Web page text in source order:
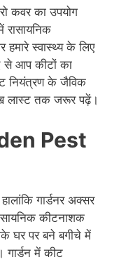
कवर का उपयोग
रासायनिक
स्वास्थ्य के लिए
से आप कीटों का
नियंत्रण के जैविक
लास्ट तक जरूर पढ़ें।
Pest
गार्डनर अक्सर
कीटनाशक
घर पर बने बगीचे में
में कीट